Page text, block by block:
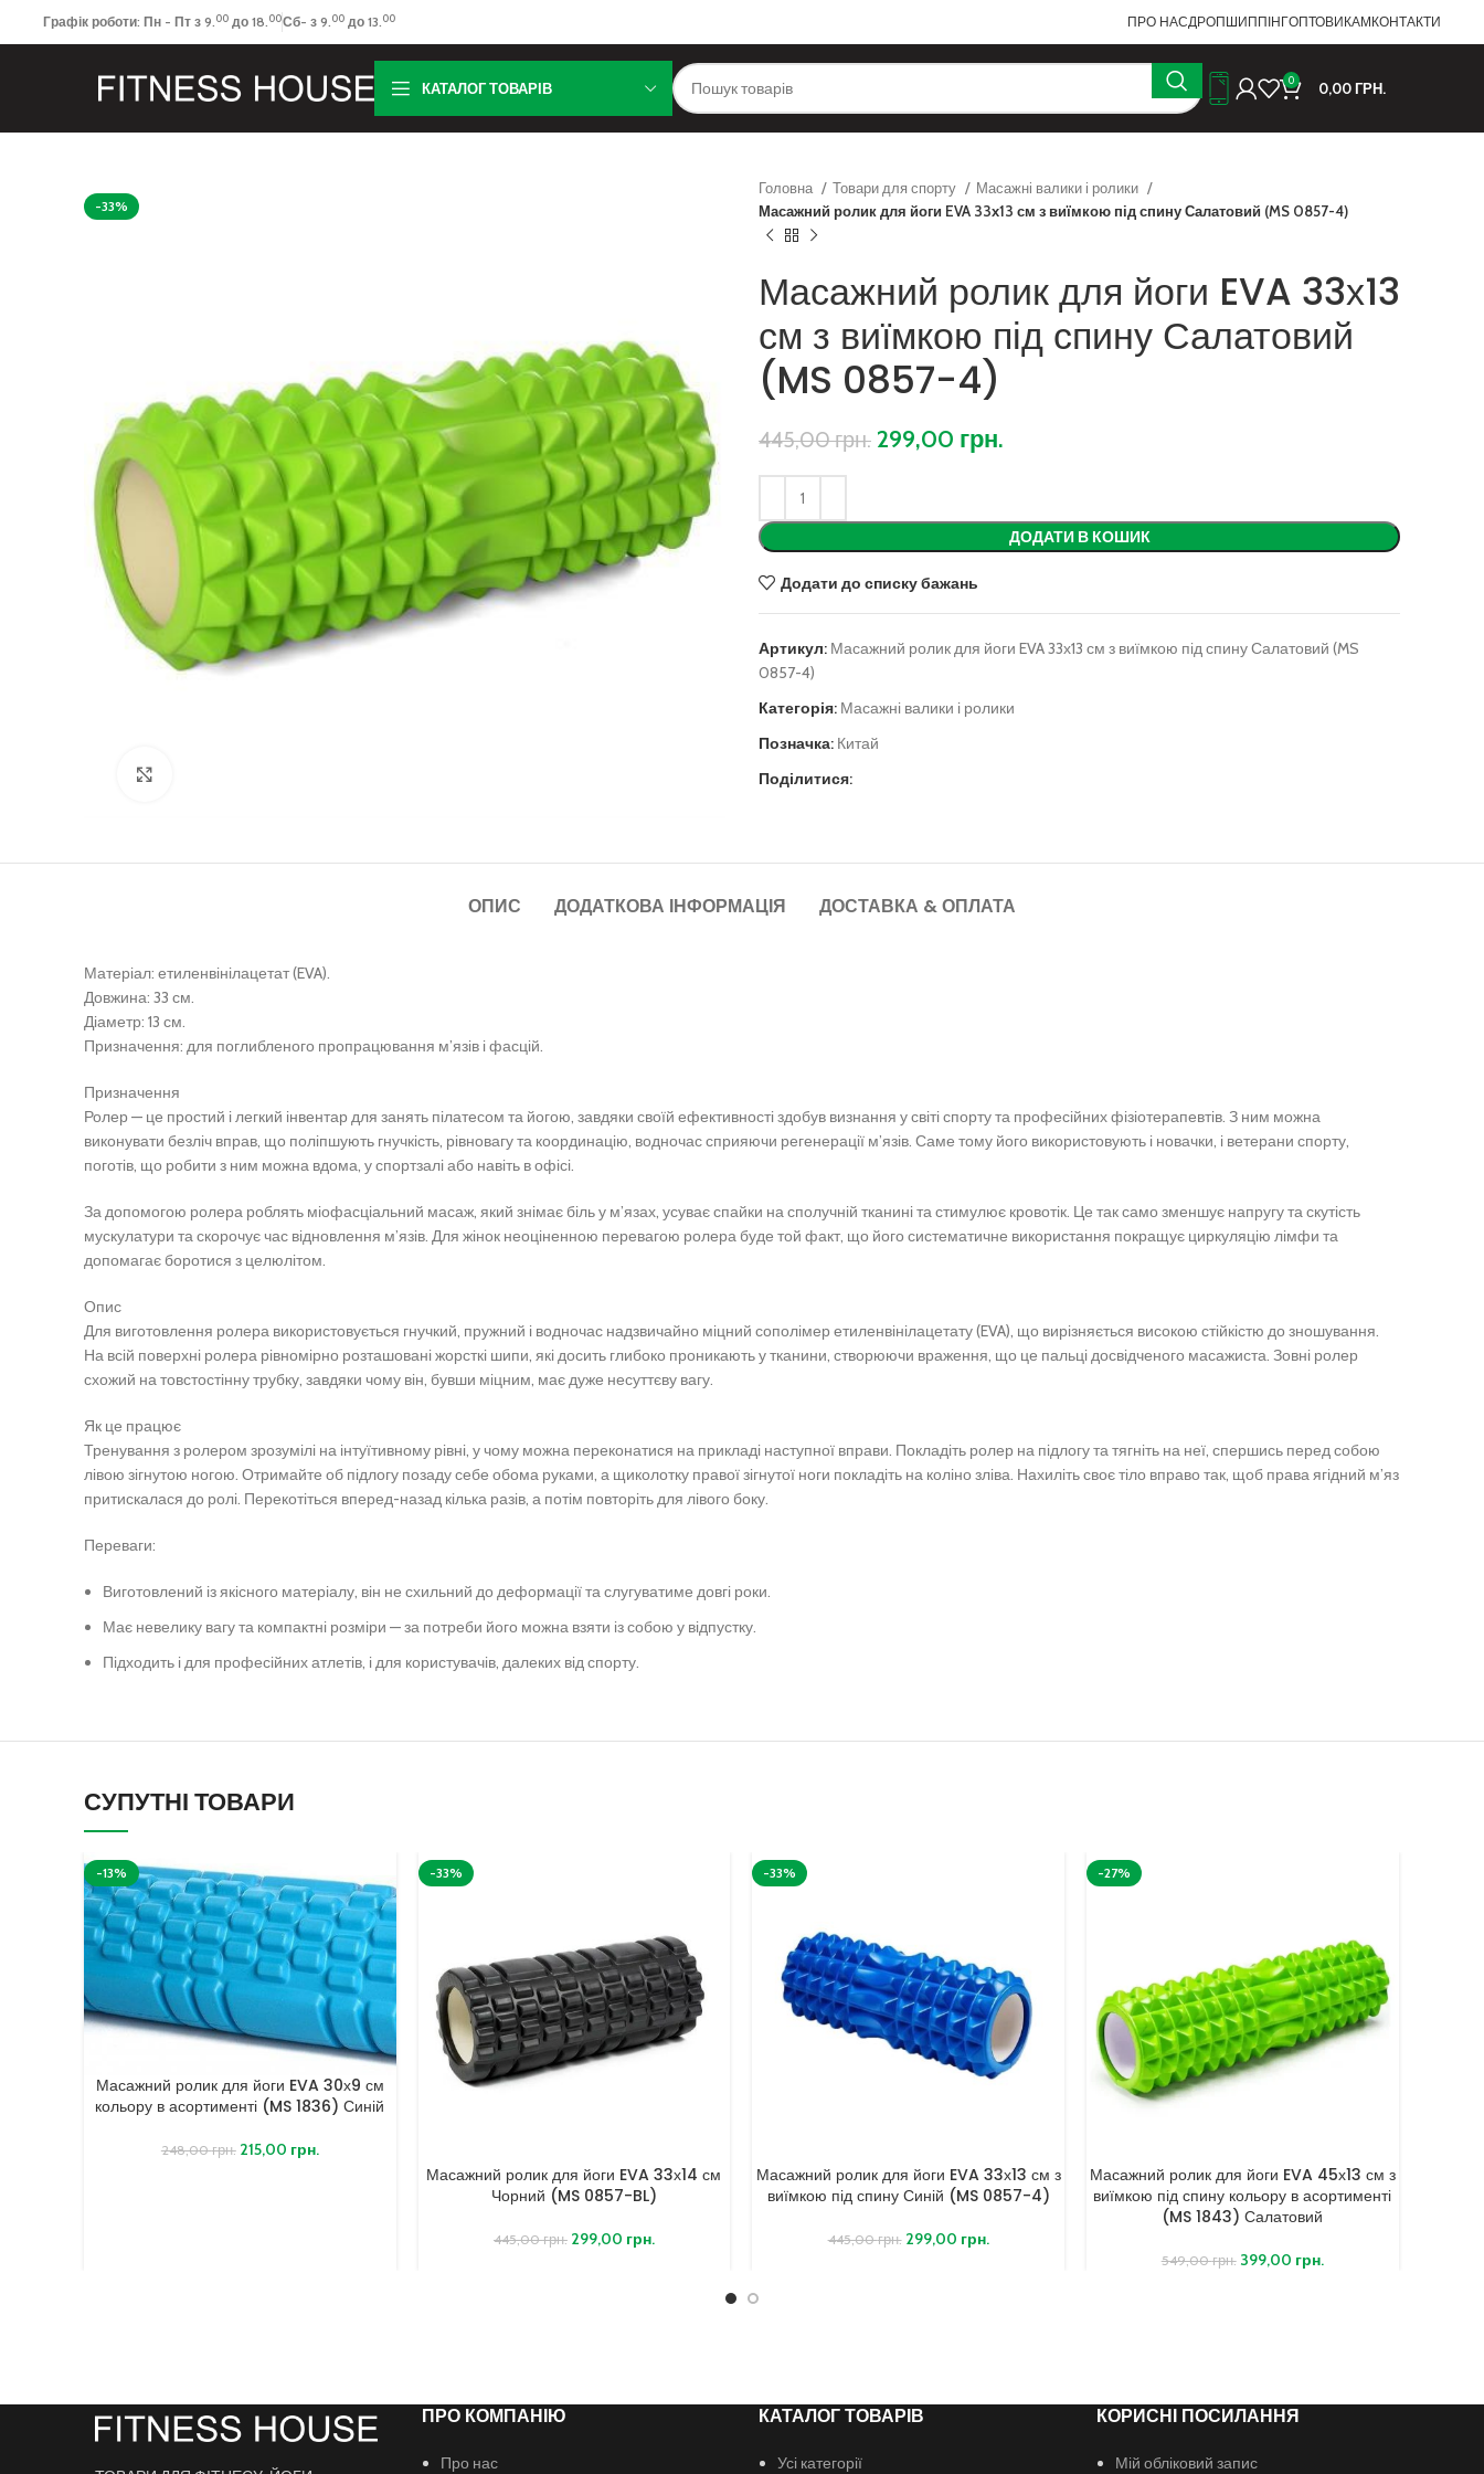
Графік роботи: Пн - Пт з 9.00до 18.00Сб- з 9.00до 13.00 ПРО НАСДРОПШИППІНГОПТОВИКАМКОНТАКТИ
КАТАЛОГ ТОВАРІВ 0 0,00ГРН.
-33%
Головна Товари для спорту
Масажні валики і ролики
Масажний ролик для йоги EVA 33х13 см з виїмкою під спину Салатовий (MS 0857-4)
Масажний ролик для йоги EVA 33х13
см з виїмкою під спину Салатовий
(MS 0857-4)
445,00грн. 299,00 грн.
ДОДАТИ В КОШИК
Додати до списку бажань
Артикул: Масажний ролик для йоги EVA 33х13 см з виїмкою під спину Салатовий (MS
0857-4)
Категорія: Масажні валики і ролики
Позначка: Китай
Поділитися:
ОПИС ДОДАТКОВА ІНФОРМАЦІЯ ДОСТАВКА & ОПЛАТА
Матеріал: етиленвінілацетат (EVA).
Довжина: 33 см.
Діаметр: 13 см.
Призначення: для поглибленого пропрацювання м’язів і фасцій.
Призначення
Ролер — це простий і легкий інвентар для занять пілатесом та йогою, завдяки своїй ефективності здобув визнання у світі спорту та професійних фізіотерапевтів. З ним можна
виконувати безліч вправ, що поліпшують гнучкість, рівновагу та координацію, водночас сприяючи регенерації м’язів. Саме тому його використовують і новачки, і ветерани спорту,
поготів, що робити з ним можна вдома, у спортзалі або навіть в офісі.
За допомогою ролера роблять міофасціальний масаж, який знімає біль у м’язах, усуває спайки на сполучній тканині та стимулює кровотік. Це так само зменшує напругу та скутість
мускулатури та скорочує час відновлення м’язів. Для жінок неоціненною перевагою ролера буде той факт, що його систематичне використання покращує циркуляцію лімфи та
допомагає боротися з целюлітом.
Опис
Для виготовлення ролера використовується гнучкий, пружний і водночас надзвичайно міцний сополімер етиленвінілацетату (EVA), що вирізняється високою стійкістю до зношування.
На всій поверхні ролера рівномірно розташовані жорсткі шипи, які досить глибоко проникають у тканини, створюючи враження, що це пальці досвідченого масажиста. Зовні ролер
схожий на товстостінну трубку, завдяки чому він, бувши міцним, має дуже несуттєву вагу.
Як це працює
Тренування з ролером зрозумілі на інтуїтивному рівні, у чому можна переконатися на прикладі наступної вправи. Покладіть ролер на підлогу та тягніть на неї, спершись перед собою
лівою зігнутою ногою. Отримайте об підлогу позаду себе обома руками, а щиколотку правої зігнутої ноги покладіть на коліно зліва. Нахиліть своє тіло вправо так, щоб права ягідний м’яз
притискалася до ролі. Перекотіться вперед-назад кілька разів, а потім повторіть для лівого боку.
Переваги:
Виготовлений із якісного матеріалу, він не схильний до деформації та слугуватиме довгі роки.
Має невелику вагу та компактні розміри — за потреби його можна взяти із собою у відпустку.
Підходить і для професійних атлетів, і для користувачів, далеких від спорту.
СУПУТНІ ТОВАРИ
-13%
Масажний ролик для йоги EVA 30х9 см
кольору в асортименті (MS 1836) Синій
248,00грн. 215,00 грн.
-33%
Масажний ролик для йоги EVA 33х14 см
Чорний (MS 0857-BL)
445,00грн. 299,00 грн.
-33%
Масажний ролик для йоги EVA 33х13 см з
виїмкою під спину Синій (MS 0857-4)
445,00грн. 299,00 грн.
-27%
Масажний ролик для йоги EVA 45х13 см з
виїмкою під спину кольору в асортименті
(MS 1843) Салатовий
549,00грн. 399,00 грн.
ПРО КОМПАНІЮ
Про нас
КАТАЛОГ ТОВАРІВ
Усі категорії
КОРИСНІ ПОСИЛАННЯ
Мій обліковий запис